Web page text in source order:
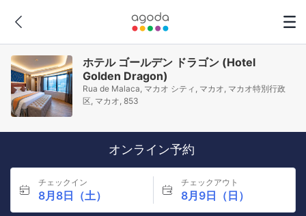
ホテル ゴールデン ドラゴン (Hotel
Golden Dragon)
Rua de Malaca, マカオ シティ, マカオ, マカオ特別行政
区, マカオ, 853
オンライン予約
チェックイン
8月8日（土）
チェックアウト
8月9日（日）